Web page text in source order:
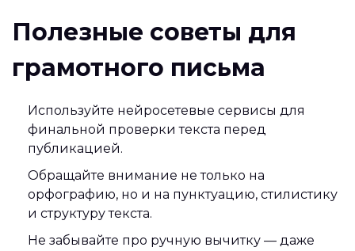
Полезные советы для
грамотного письма
Используйте нейросетевые сервисы для
финальной проверки текста перед
публикацией.
Обращайте внимание не только на
орфографию, но и на пунктуацию, стилистику
и структуру текста.
Не забывайте про ручную вычитку — даже